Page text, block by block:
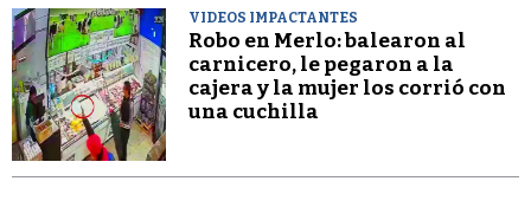
VIDEOS IMPACTANTES
Robo en Merlo: balearon al
carnicero, le pegaron a la
cajera y la mujer los corrió con
una cuchilla